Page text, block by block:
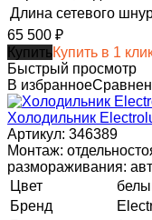
Длина сетевого
65 500 ₽
КупитьКупить в 1
Быстрый просмотр
В избранное
Холодильник
Артикул: 346389
Монтаж:
размораживания:
Цвет
Бренд